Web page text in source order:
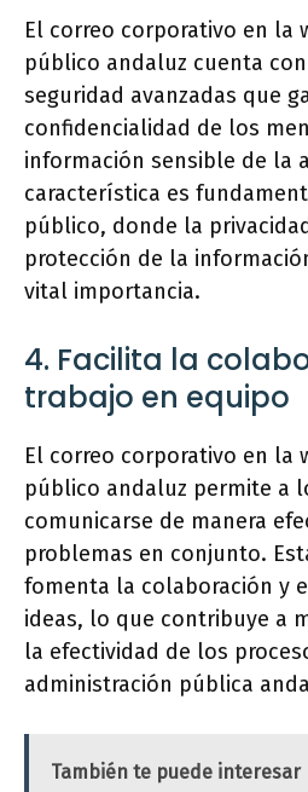
El correo corporativo en la
público andaluz cuenta
seguridad avanzadas que
confidencialidad de los
información sensible de la
característica es
público, donde la
protección de la
vital importancia.
4. Facilita la
trabajo en equipo
El correo corporativo en la
público andaluz permite a
comunicarse de manera
problemas en conjunto.
fomenta la colaboración y
ideas, lo que contribuye a
la efectividad de los
administración pública
También te puede interesar